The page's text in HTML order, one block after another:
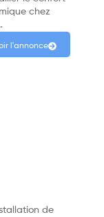
chez
l'annonce
de